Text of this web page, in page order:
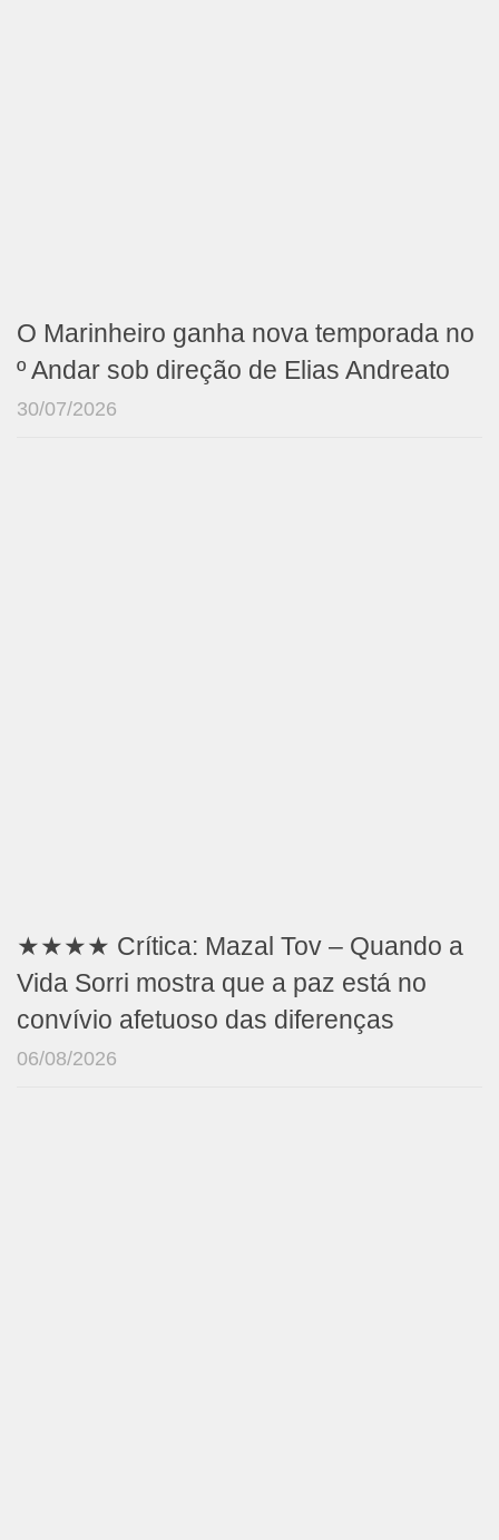
O Marinheiro ganha nova temporada no
º Andar sob direção de Elias Andreato
30/07/2026
★★★★ Crítica: Mazal Tov – Quando a
Vida Sorri mostra que a paz está no
convívio afetuoso das diferenças
06/08/2026